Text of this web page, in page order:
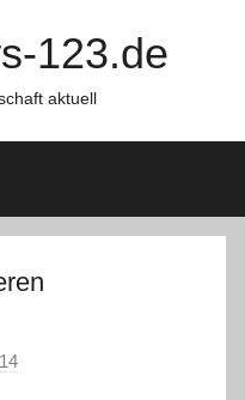
123.de
aktuell